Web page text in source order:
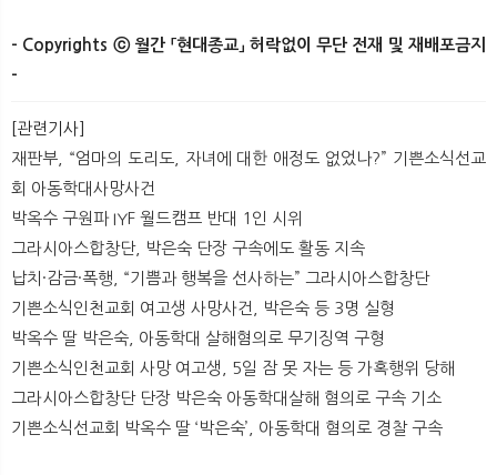
- Copyrights ⓒ 월간 「현대종교」 허락없이 무단 전재 및 재배포금지
-
[관련기사]
재판부, “엄마의 도리도, 자녀에 대한 애정도 없었나?” 기쁜소식선교
회 아동학대사망사건
박옥수 구원파 IYF 월드캠프 반대 1인 시위
그라시아스합창단, 박은숙 단장 구속에도 활동 지속
납치·감금·폭행, “기쁨과 행복을 선사하는” 그라시아스합창단
기쁜소식인천교회 여고생 사망사건, 박은숙 등 3명 실형
박옥수 딸 박은숙, 아동학대 살해혐의로 무기징역 구형
기쁜소식인천교회 사망 여고생, 5일 잠 못 자는 등 가혹행위 당해
그라시아스합창단 단장 박은숙 아동학대살해 혐의로 구속 기소
기쁜소식선교회 박옥수 딸 ‘박은숙’, 아동학대 혐의로 경찰 구속